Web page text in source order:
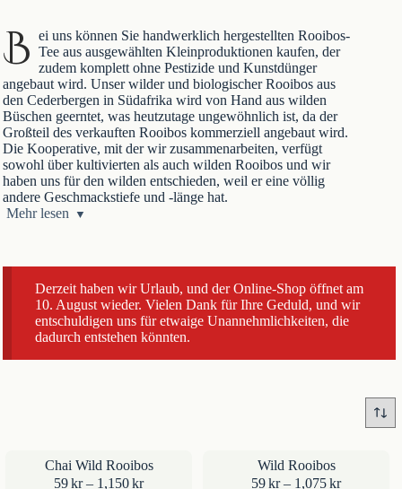
B ei uns können Sie handwerklich hergestellten Rooibos-
Tee aus ausgewählten Kleinproduktionen kaufen, der
zudem komplett ohne Pestizide und Kunstdünger
angebaut wird. Unser wilder und biologischer Rooibos aus
den Cederbergen in Südafrika wird von Hand aus wilden
Büschen geerntet, was heutzutage ungewöhnlich ist, da der
Großteil des verkauften Rooibos kommerziell angebaut wird.
Die Kooperative, mit der wir zusammenarbeiten, verfügt
sowohl über kultivierten als auch wilden Rooibos und wir
haben uns für den wilden entschieden, weil er eine völlig
andere Geschmackstiefe und -länge hat.
Wie normaler Tee enthält Rooibos-Tee eine beträchtliche
möchten.
Mehr lesen
Derzeit haben wir Urlaub, und der Online-Shop öffnet am
10. August wieder. Vielen Dank für Ihre Geduld, und wir
entschuldigen uns für etwaige Unannehmlichkeiten, die
dadurch entstehen könnten.
Chai Wild Rooibos
59kr – 1,150krPreisspanne:
Wild Rooibos
59kr – 1,075kr